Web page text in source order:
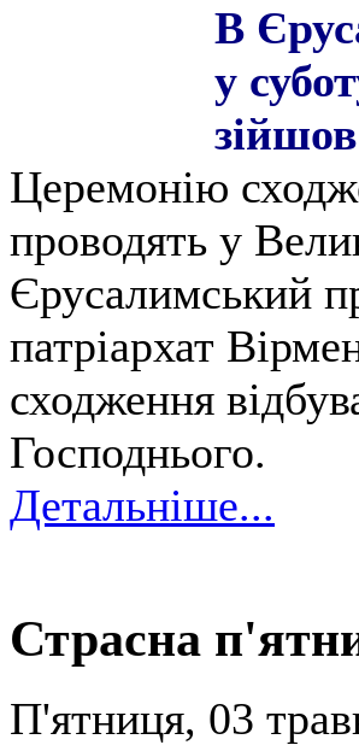
В
у
Церемонію
проводять у
Єрусалимський
патріархат
сходження
Господнього.
Детальніше...
Страсна
П'ятниця, 03